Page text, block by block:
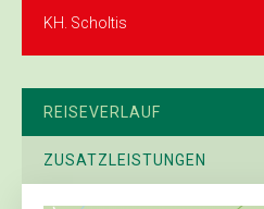
KH. Scholtis
REISEVERLAUF
ZUSATZLEISTUNGEN